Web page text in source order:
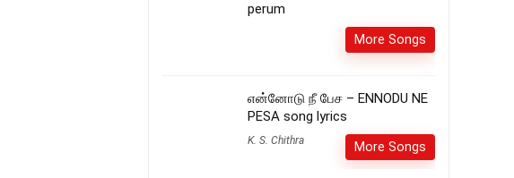
perum
More Songs
என்னோடு நீ பேச – ENNODU NE
PESA song lyrics
K. S. Chithra More Songs